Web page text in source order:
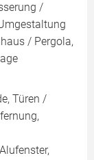
/
/ Pergola,
Türen /